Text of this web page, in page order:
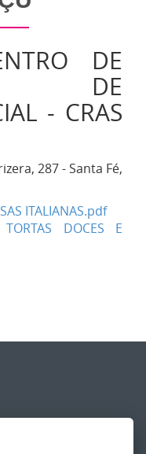
DE
DE
- CRAS
287 - Santa Fé,
ITALIANAS.pdf
DOCES E